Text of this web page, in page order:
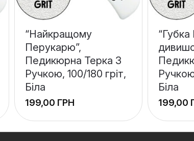
“Найкращому
Перукарю”,
Педикюрна Терка З
Ручкою, 100/180 гріт,
Біла
ГРН
Біла